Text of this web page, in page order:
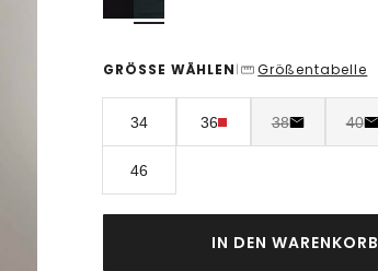
GRÖSSE WÄHLEN | Größentabelle
34 36 38 40
46
IN DEN WARENKORB